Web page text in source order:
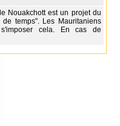
Nouakchott est un projet du
temps". Les Mauritaniens
cela. En cas de